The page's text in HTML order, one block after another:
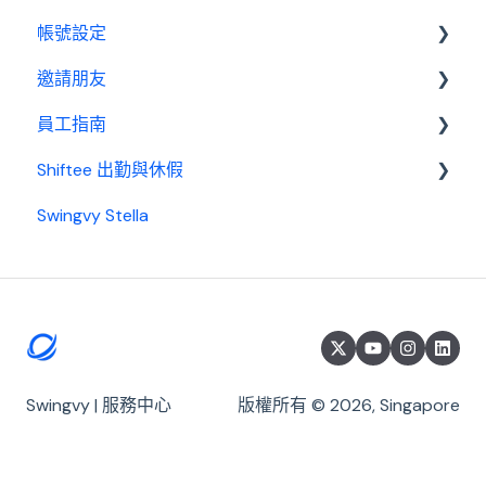
薪資管理員
訂閱相關
費用及付款
帳號設定
管理設定
邀請朋友
邀請制度
員工指南
開始使用
基本設置
薪資
Shiftee 出勤與休假
Swingvy x Shiftee 新手教學｜全方位排班系統看完
開始使用 Shiftee
員工群組與打卡設定
Swingvy Stella
Swingvy | 服務中心 版權所有 © 2026, Singapore